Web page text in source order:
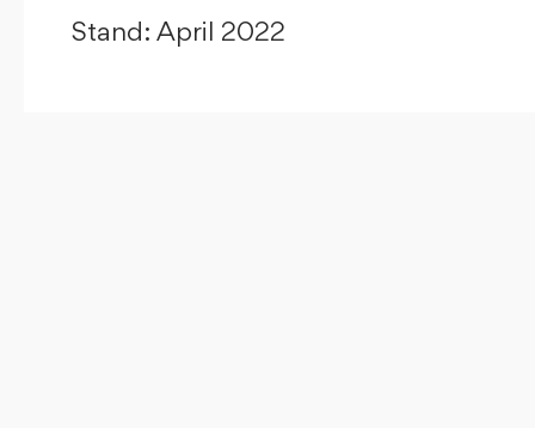
Stand: April 2022